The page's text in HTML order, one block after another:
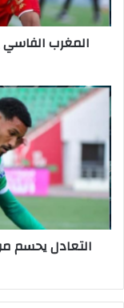
المغرب
التعادل يحسم